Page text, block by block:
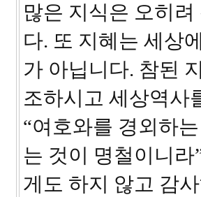
많은 지식은 오히
다. 또 지혜는 세상
가 아닙니다. 참된
조하시고 세상역사
“여호와를 경외하
는 것이 명철이니
게도 하지 않고 감